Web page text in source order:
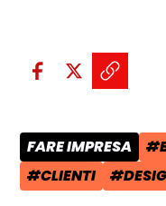
Condividi sui social:
Condividi
CATEGORIA POST:
FARE IMPRESA
TAG:
#CLIENTI TAG: